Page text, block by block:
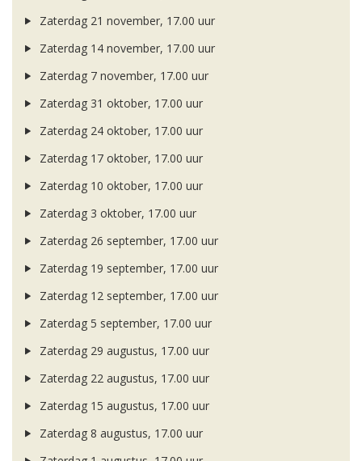
Zaterdag 21 november, 17.00 uur
Zaterdag 14 november, 17.00 uur
Zaterdag 7 november, 17.00 uur
Zaterdag 31 oktober, 17.00 uur
Zaterdag 24 oktober, 17.00 uur
Zaterdag 17 oktober, 17.00 uur
Zaterdag 10 oktober, 17.00 uur
Zaterdag 3 oktober, 17.00 uur
Zaterdag 26 september, 17.00 uur
Zaterdag 19 september, 17.00 uur
Zaterdag 12 september, 17.00 uur
Zaterdag 5 september, 17.00 uur
Zaterdag 29 augustus, 17.00 uur
Zaterdag 22 augustus, 17.00 uur
Zaterdag 15 augustus, 17.00 uur
Zaterdag 8 augustus, 17.00 uur